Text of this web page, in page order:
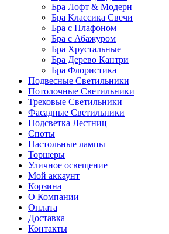
Бра Лофт & Модерн
Бра Классика Свечи
Бра с Плафоном
Бра с Абажуром
Бра Хрустальные
Бра Дерево Кантри
Бра Флористика
Подвесные Светильники
Потолочные Светильники
Трековые Светильники
Фасадные Светильники
Подсветка Лестниц
Споты
Настольные лампы
Торшеры
Уличное освещение
Мой аккаунт
Корзина
О Компании
Оплата
Доставка
Контакты